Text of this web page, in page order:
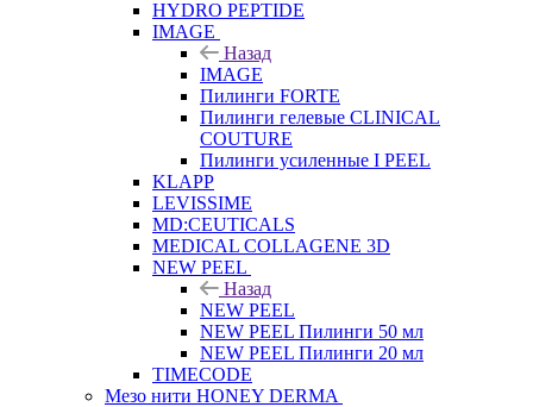
HYDRO PEPTIDE
IMAGE
Назад
IMAGE
Пилинги FORTE
Пилинги гелевые CLINICAL
COUTURE
Пилинги усиленные I PEEL
KLAPP
LEVISSIME
MD:CEUTICALS
MEDICAL COLLAGENE 3D
NEW PEEL
Назад
NEW PEEL
NEW PEEL Пилинги 50 мл
NEW PEEL Пилинги 20 мл
TIMECODE
Мезо нити HONEY DERMA